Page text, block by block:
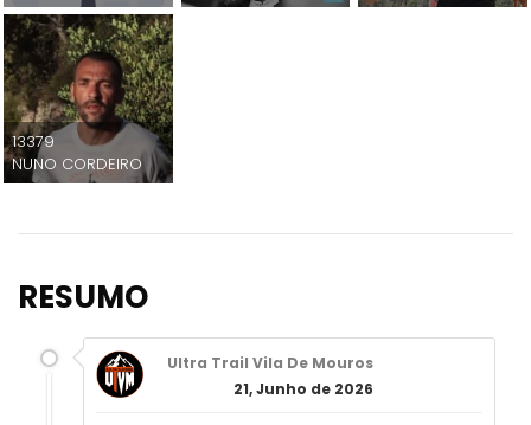
13379
NUNO CORDEIRO
RESUMO
Ultra Trail Vila De Mouros
21, Junho de 2026